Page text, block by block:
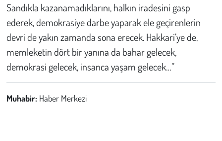
Sandıkla kazanamadıklarını, halkın iradesini gasp
ederek, demokrasiye darbe yaparak ele geçirenlerin
devri de yakın zamanda sona erecek. Hakkari’ye de,
memleketin dört bir yanına da bahar gelecek,
demokrasi gelecek, insanca yaşam gelecek…”
Muhabir: Haber Merkezi